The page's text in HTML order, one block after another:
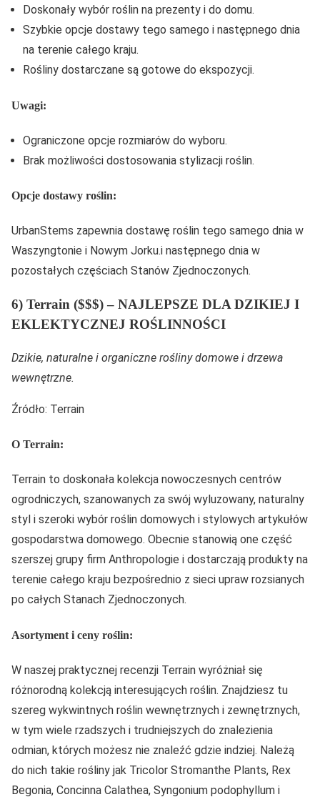
Doskonały wybór roślin na prezenty i do domu.
Szybkie opcje dostawy tego samego i następnego dnia
na terenie całego kraju.
Rośliny dostarczane są gotowe do ekspozycji.
Uwagi:
Ograniczone opcje rozmiarów do wyboru.
Brak możliwości dostosowania stylizacji roślin.
Opcje dostawy roślin:
UrbanStems zapewnia dostawę roślin tego samego dnia w
Waszyngtonie i Nowym Jorku.i następnego dnia w
pozostałych częściach Stanów Zjednoczonych.
6) Terrain ($$$) – NAJLEPSZE DLA DZIKIEJ I
EKLEKTYCZNEJ ROŚLINNOŚCI
Dzikie, naturalne i organiczne rośliny domowe i drzewa
wewnętrzne.
Źródło: Terrain
O Terrain:
Terrain to doskonała kolekcja nowoczesnych centrów
ogrodniczych, szanowanych za swój wyluzowany, naturalny
styl i szeroki wybór roślin domowych i stylowych artykułów
gospodarstwa domowego. Obecnie stanowią one część
szerszej grupy firm Anthropologie i dostarczają produkty na
terenie całego kraju bezpośrednio z sieci upraw rozsianych
po całych Stanach Zjednoczonych.
Asortyment i ceny roślin:
W naszej praktycznej recenzji Terrain wyróżniał się
różnorodną kolekcją interesujących roślin. Znajdziesz tu
szereg wykwintnych roślin wewnętrznych i zewnętrznych,
w tym wiele rzadszych i trudniejszych do znalezienia
odmian, których możesz nie znaleźć gdzie indziej. Należą
do nich takie rośliny jak Tricolor Stromanthe Plants, Rex
Begonia, Concinna Calathea, Syngonium podophyllum i